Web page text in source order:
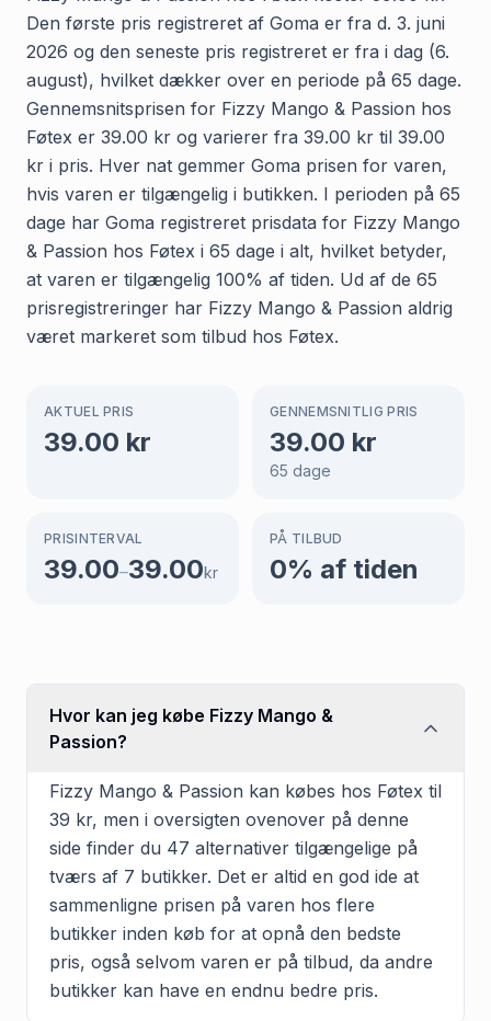
Den første pris registreret af Goma er fra d. 3. juni
2026 og den seneste pris registreret er fra i dag (6.
august), hvilket dækker over en periode på 65 dage.
Gennemsnitsprisen for Fizzy Mango & Passion hos
Føtex er 39.00 kr og varierer fra 39.00 kr til 39.00
kr i pris. Hver nat gemmer Goma prisen for varen,
hvis varen er tilgængelig i butikken. I perioden på 65
dage har Goma registreret prisdata for Fizzy Mango
& Passion hos Føtex i 65 dage i alt, hvilket betyder,
at varen er tilgængelig 100% af tiden. Ud af de 65
prisregistreringer har Fizzy Mango & Passion aldrig
været markeret som tilbud hos Føtex.
AKTUEL PRIS
39.00 kr
GENNEMSNITLIG PRIS
39.00 kr
65 dage
PRISINTERVAL
39.00–39.00kr
PÅ TILBUD
0% af tiden
Hvor kan jeg købe Fizzy Mango &
Passion?
Fizzy Mango & Passion kan købes hos Føtex til
39 kr, men i oversigten ovenover på denne
side finder du 47 alternativer tilgængelige på
tværs af 7 butikker. Det er altid en god ide at
sammenligne prisen på varen hos flere
butikker inden køb for at opnå den bedste
pris, også selvom varen er på tilbud, da andre
butikker kan have en endnu bedre pris.